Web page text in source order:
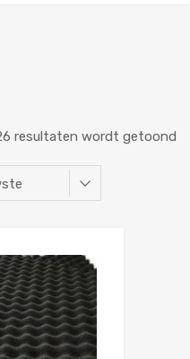
resultaten wordt getoond